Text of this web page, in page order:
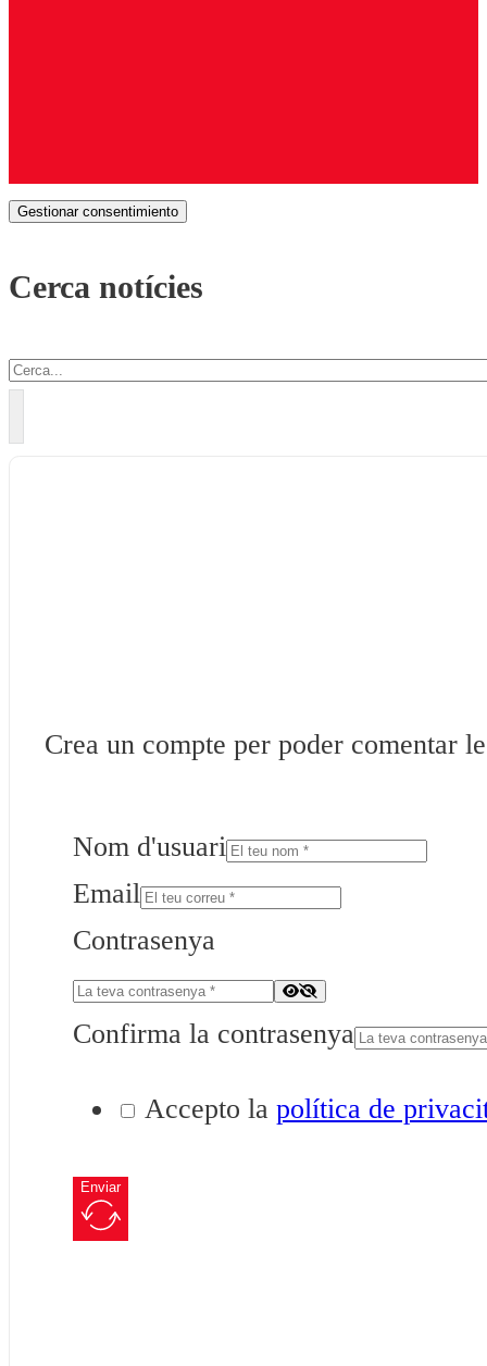
Gestionar consentimiento
Cerca notícies
Cercar
Crea un compte per poder comentar
Nom d'usuari
Email
Contrasenya
Confirma la contrasenya
Accepto la política de
Enviar